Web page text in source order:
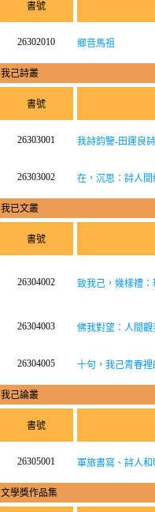
書號
26302010 鄉音馬祖
我己詩叢
書號
26303001 我詩鈞鑒-田運良
26303002 在，沉思：詩人
我已文叢
書號
26304002 致我己，幾樣禮
26304003 佛我對望：人間觀
26304005 十句，我己青春裡
我己論叢
書號
26305001 軍旅書寫、詩人
文學獎作品集